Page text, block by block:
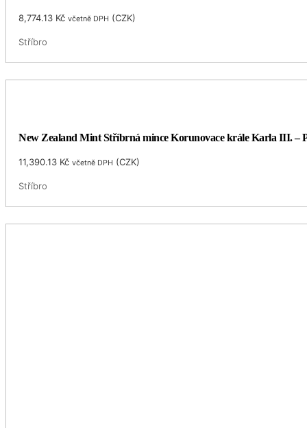
8,774.13 Kč včetně DPH (CZK)
Stříbro
New Zealand Mint Stříbrná mince Korunovace krále Karla III. –
11,390.13 Kč včetně DPH (CZK)
Stříbro